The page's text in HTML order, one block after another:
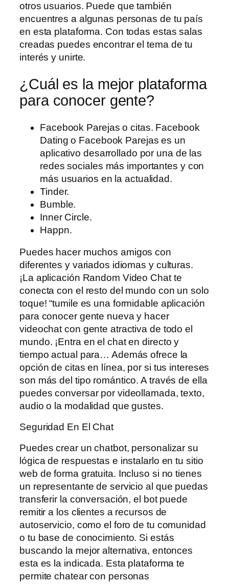
otros usuarios. Puede que también
encuentres a algunas personas de tu país
en esta plataforma. Con todas estas salas
creadas puedes encontrar el tema de tu
interés y unirte.
¿Cuál es la mejor plataforma
para conocer gente?
Facebook Parejas o citas. Facebook
Dating o Facebook Parejas es un
aplicativo desarrollado por una de las
redes sociales más importantes y con
más usuarios en la actualidad.
Tinder.
Bumble.
Inner Circle.
Happn.
Puedes hacer muchos amigos con
diferentes y variados idiomas y culturas.
¡La aplicación Random Video Chat te
conecta con el resto del mundo con un solo
toque! “tumile es una formidable aplicación
para conocer gente nueva y hacer
videochat con gente atractiva de todo el
mundo. ¡Entra en el chat en directo y
tiempo actual para… Además ofrece la
opción de citas en línea, por si tus intereses
son más del tipo romántico. A través de ella
puedes conversar por videollamada, texto,
audio o la modalidad que gustes.
Seguridad En El Chat
Puedes crear un chatbot, personalizar su
lógica de respuestas e instalarlo en tu sitio
web de forma gratuita. Incluso si no tienes
un representante de servicio al que puedas
transferir la conversación, el bot puede
remitir a los clientes a recursos de
autoservicio, como el foro de tu comunidad
o tu base de conocimiento. Si estás
buscando la mejor alternativa, entonces
esta es la indicada. Esta plataforma te
permite chatear con personas